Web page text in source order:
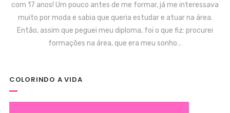
com 17 anos! Um pouco antes de me formar, já me interessava
muito por moda e sabia que queria estudar e atuar na área.
Então, assim que peguei meu diploma, foi o que fiz: procurei
formações na área, que era meu sonho…
COLORINDO A VIDA